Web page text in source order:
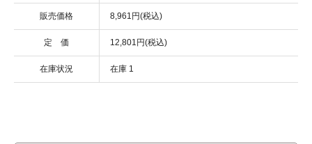
販売価格 8,961円(税込)
定 価 12,801円(税込)
在庫状況 在庫 1